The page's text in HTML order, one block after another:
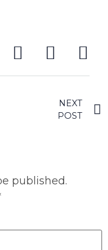
NEXT
POST
published.